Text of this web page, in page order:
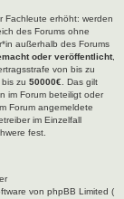
Fachleute erhöht: werden
des Forums ohne
außerhalb des Forums
oder veröffentlicht,
von bis zu
zu 50000€ . Das gilt
im Forum beteiligt oder
Forum angemeldete
im Einzelfall
fest.
von phpBB Limited (